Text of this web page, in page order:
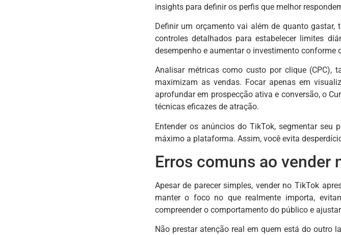
insights para definir os perfis que melhor
Definir um orçamento vai além de quanto gastar,
controles detalhados para estabelecer limites
desempenho e aumentar o investimento conforme
Analisar métricas como custo por clique (CPC),
maximizam as vendas. Focar apenas em
aprofundar em prospecção ativa e conversão, o
técnicas eficazes de atração.
Entender os anúncios do TikTok, segmentar
máximo a plataforma. Assim, você evita
Erros comuns ao vender
Apesar de parecer simples, vender no TikTok
manter o foco no que realmente importa,
compreender o comportamento do público e
Não prestar atenção real em quem está do outro